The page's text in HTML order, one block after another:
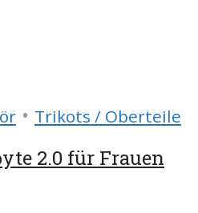
• Trikots / Oberteile
2.0 für Frauen